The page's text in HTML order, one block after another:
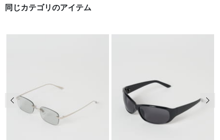
同じカテゴリのアイテム
前の画像